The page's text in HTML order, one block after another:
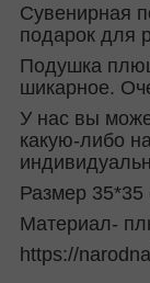
Сувенирная
подарок для
Подушка
шикарное.
У нас вы
какую-либо
Размер 35*35
Материал-
https://